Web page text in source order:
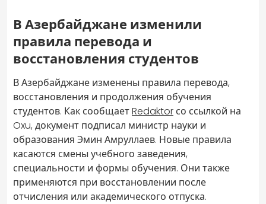
В Азербайджане изменили
правила перевода и
восстановления студентов
В Азербайджане изменены правила перевода,
восстановления и продолжения обучения
студентов. Как сообщаетRedaktor со ссылкой на
Oxu, документ подписал министр науки и
образования Эмин Амруллаев. Новые правила
касаются смены учебного заведения,
специальности и формы обучения. Они также
применяются при восстановлении после
отчисления или академического отпуска.